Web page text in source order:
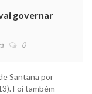
governar
0
Santana por
Foi também